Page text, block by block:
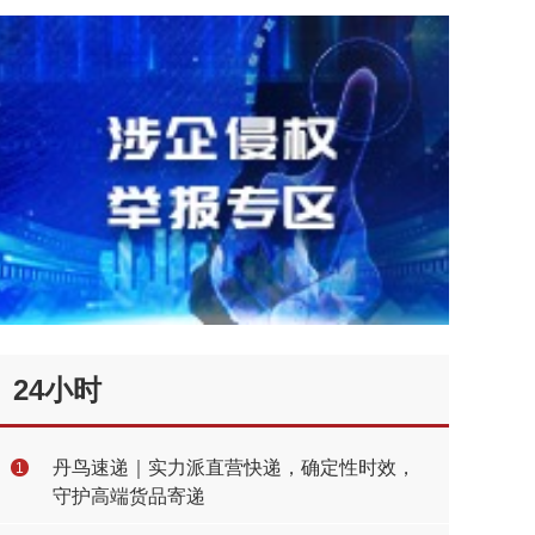
24小时
1
丹鸟速递｜实力派直营快递，确定性时效，
守护高端货品寄递